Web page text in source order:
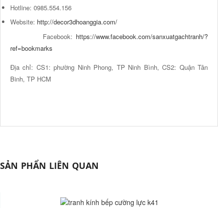
Hotline: 0985.554.156
Website: http://decor3dhoanggia.com/
Facebook: https://www.facebook.com/sanxuatgachtranh/?
ref=bookmarks
Địa chỉ: CS1: phường Ninh Phong, TP Ninh Bình, CS2: Quận Tân
Binh, TP HCM
SẢN PHẨN LIÊN QUAN